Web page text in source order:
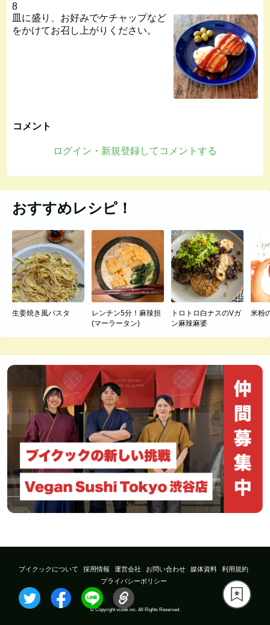
8
皿に盛り、お好みでケチャップなど
をかけてお召し上がりください。
コメント
ログイン・新規登録してコメントする
おすすめレシピ！
生姜焼き風パスタ
レンチン5分！麻辣担
(マーラータン)
トロトロ白ナスのVガ
ン麻辣麻婆
米粉
ブイクックについて 採用情報 運営会社 お問い合わせ 媒体資料
利用規約
プライバシーポリシー
© Copyright vcook inc. All Rights Reserved.